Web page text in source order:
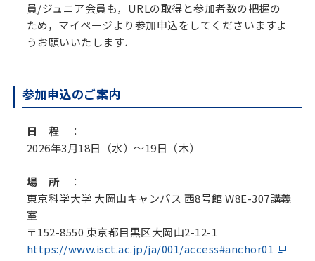
員/ジュニア会員も，URLの取得と参加者数の把握の
ため，マイページより参加申込をしてくださいますよ
うお願いいたします．
参加申込のご案内
日 程 ：
2026年3月18日（水）～19日（木）
場 所：
東京科学大学 大岡山キャンパス 西8号館 W8E-307講義
室
〒152-8550 東京都目黒区大岡山2-12-1
https://www.isct.ac.jp/ja/001/access#anchor01